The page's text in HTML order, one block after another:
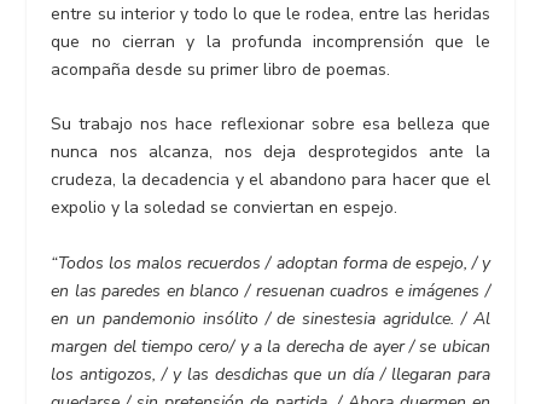
entre su interior y todo lo que le rodea, entre las heridas
que no cierran y la profunda incomprensión que le
acompaña desde su primer libro de poemas.
Su trabajo nos hace reflexionar sobre esa belleza que
nunca nos alcanza, nos deja desprotegidos ante la
crudeza, la decadencia y el abandono para hacer que el
expolio y la soledad se conviertan en espejo.
“Todos los malos recuerdos / adoptan forma de espejo, / y
en las paredes en blanco / resuenan cuadros e imágenes /
en un pandemonio insólito / de sinestesia agridulce. / Al
margen del tiempo cero/ y a la derecha de ayer / se ubican
los antigozos, / y las desdichas que un día / llegaran para